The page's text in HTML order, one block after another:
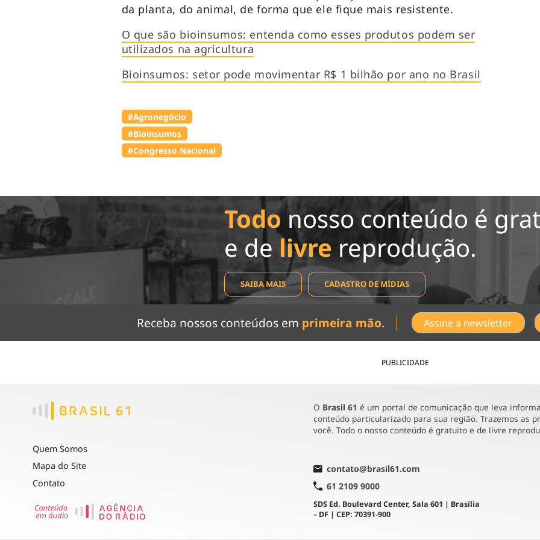
da planta, do animal, de forma que ele fique mais resistente.
O que são bioinsumos: entenda como esses produtos podem ser
utilizados na agricultura
Bioinsumos: setor pode movimentar R$ 1 bilhão por ano no Brasil
#Agronegócio
#Bioinsumos
#Congresso Nacional
Todonosso conteúdo é
e de livre reprodução.
SAIBA MAIS CADASTRO DE MÍDIAS
Receba nossos conteúdos em primeira mão. Assine a newsletter
PUBLICIDADE
Quem Somos
Mapa do Site
Contato
O Brasil 61 é um portal de comunicação que leva
conteúdo particularizado para sua região. Trazemos as
você. Todo o nosso conteúdo é gratuito e de livre
contato@brasil61.com
61 2109 9000
SDS Ed. Boulevard Center, Sala 601 | Brasília
– DF | CEP: 70391-900